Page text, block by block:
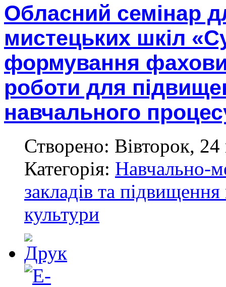
Обласний семінар
мистецьких шкіл
формування
роботи для
навчального
Створено: Вівторок,
Категорія: Навчально-
закладів та підвищення
культури